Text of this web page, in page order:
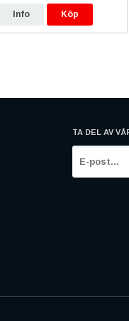
Info Köp
TA DEL AV